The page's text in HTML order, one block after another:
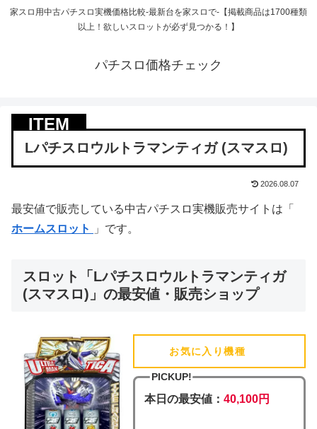
家スロ用中古パチスロ実機価格比較-最新台を家スロで-【掲載商品は1700種類
以上！欲しいスロットが必ず見つかる！】
パチスロ価格チェック
Lパチスロウルトラマンティガ (スマスロ)
2026.08.07
最安値で販売している中古パチスロ実機販売サイトは「
ホームスロット
」です。
スロット「Lパチスロウルトラマンティガ
(スマスロ)」の最安値・販売ショップ
お気に入り機種
PICKUP!
本日の最安値：40,100円